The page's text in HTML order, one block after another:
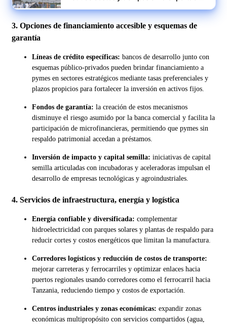
3. Opciones de financiamiento accesible y esquemas de
garantía
Líneas de crédito específicas: bancos de desarrollo junto con
esquemas público-privados pueden brindar financiamiento a
pymes en sectores estratégicos mediante tasas preferenciales y
plazos propicios para fortalecer la inversión en activos fijos.
Fondos de garantía: la creación de estos mecanismos
disminuye el riesgo asumido por la banca comercial y facilita la
participación de microfinancieras, permitiendo que pymes sin
respaldo patrimonial accedan a préstamos.
Inversión de impacto y capital semilla: iniciativas de capital
semilla articuladas con incubadoras y aceleradoras impulsan el
desarrollo de empresas tecnológicas y agroindustriales.
4. Servicios de infraestructura, energía y logística
Energía confiable y diversificada: complementar
hidroelectricidad con parques solares y plantas de respaldo para
reducir cortes y costos energéticos que limitan la manufactura.
Corredores logísticos y reducción de costos de transporte:
mejorar carreteras y ferrocarriles y optimizar enlaces hacia
puertos regionales usando corredores como el ferrocarril hacia
Tanzania, reduciendo tiempo y costos de exportación.
Centros industriales y zonas económicas: expandir zonas
económicas multipropósito con servicios compartidos (agua,